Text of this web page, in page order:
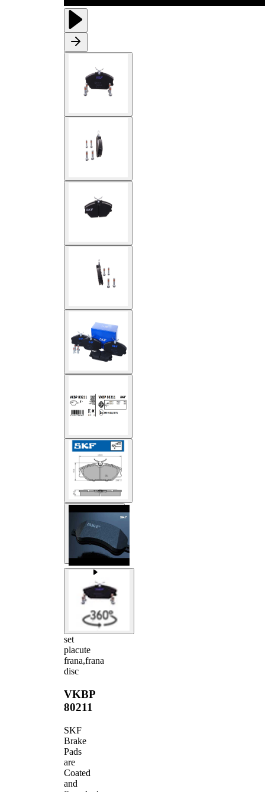
set
placute
frana,frana
disc
VKBP
80211
SKF
Brake
Pads
are
Coated
and